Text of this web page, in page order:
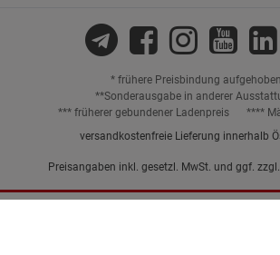
* frühere Preisbindung aufgehoben
**Sonderausgabe in anderer
*** früherer gebundener Ladenpreis
****
versandkostenfreie Lieferung innerhalb
Preisangaben inkl. gesetzl. MwSt. und ggf. zzgl.